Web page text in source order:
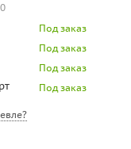
Под заказ
Под заказ
Под заказ
Под заказ